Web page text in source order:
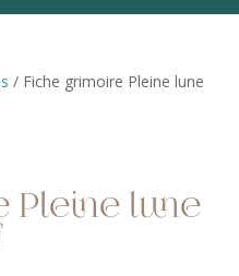
/ Fiche grimoire Pleine lune
Pleine lune